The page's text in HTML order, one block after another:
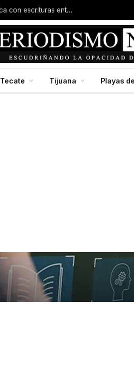
Familias de la colonia Progreso reciben certeza jurídica con escrituras entregadas por Dip. Molina
Tecate Tijuana Playas